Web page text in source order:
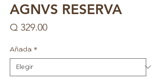
AGNVS RESERVA
Q 329.00Precio
Añada *